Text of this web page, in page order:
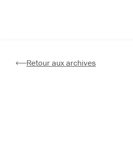
Retour aux archives